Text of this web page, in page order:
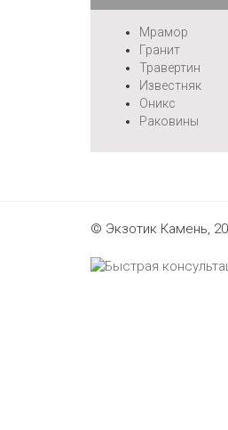
Мрамор
Гранит
Травертин
Известняк
Оникс
Раковины
© Экзотик Камень,